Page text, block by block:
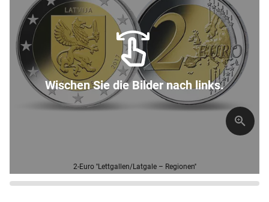
2-Euro ''Lettgallen/Latgale – Regionen''
Wischen Sie die Bilder nach links.